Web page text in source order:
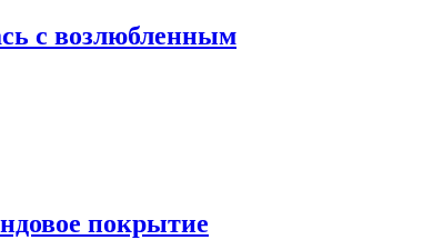
с возлюбленным
покрытие